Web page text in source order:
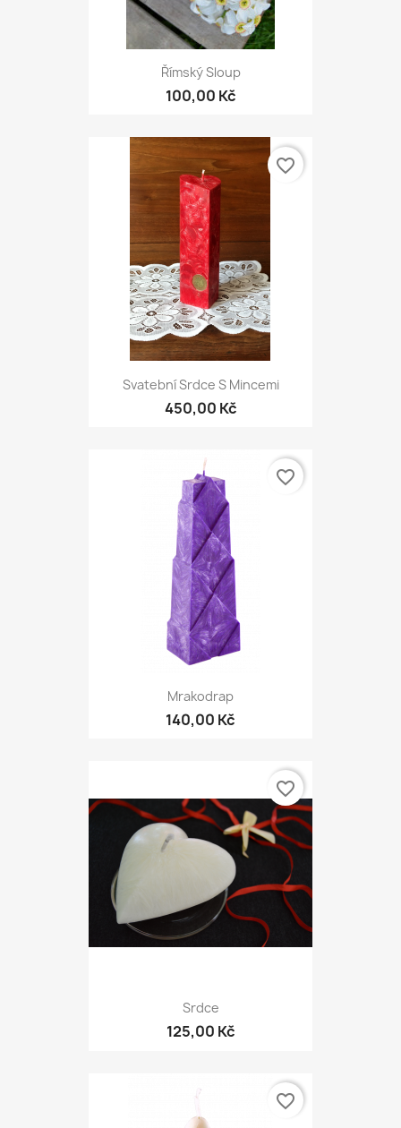
Římský Sloup
100,00 Kč
Svatební Srdce S Mincemi
450,00 Kč
favorite_border
Mrakodrap
140,00 Kč
favorite_border
Srdce
125,00 Kč
favorite_border
favorite_border